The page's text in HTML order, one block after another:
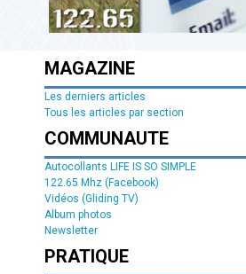
MAGAZINE
Les derniers articles
Tous les articles par section
COMMUNAUTE
Autocollants LIFE IS SO SIMPLE
122.65 Mhz (Facebook)
Vidéos (Gliding TV)
Album photos
Newsletter
PRATIQUE